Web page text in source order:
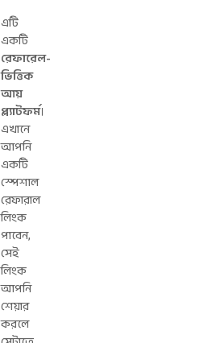
এটি
একটি
রেফারেল-
ভিত্তিক
আয়
প্ল্যাটফর্ম।
এখানে
আপনি
একটি
স্পেশাল
রেফারাল
লিংক
পাবেন,
সেই
লিংক
আপনি
শেয়ার
করলে